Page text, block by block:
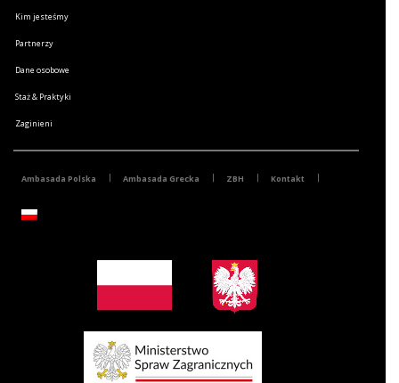
Kim jesteśmy
Partnerzy
Dane osobowe
Staż & Praktyki
Zaginieni
Ambasada Polska Ambasada Grecka ZBH Kontakt